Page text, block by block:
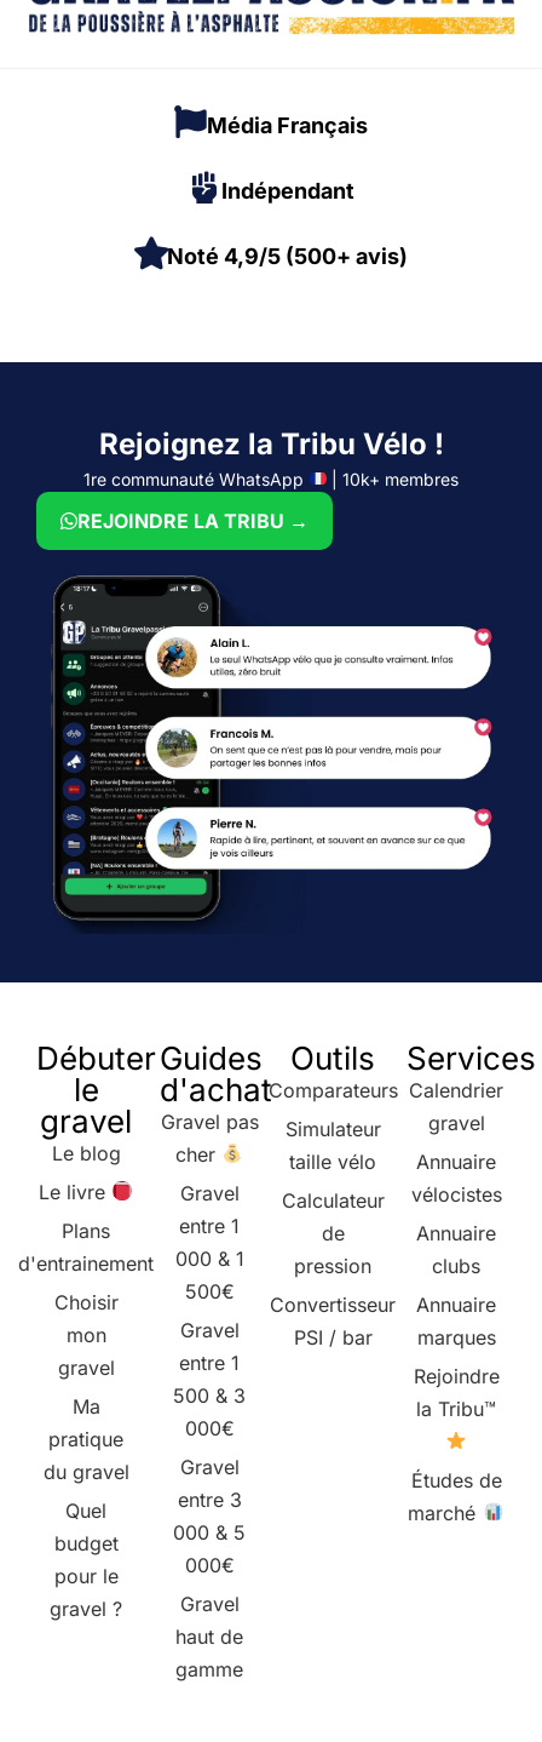
Média Français
Indépendant
Noté 4,9/5 (500+ avis)
Rejoignez la Tribu Vélo !
1re communauté WhatsApp | 10k+ membres
REJOINDRE LA TRIBU →
Débuter
le
gravel
Le blog
Le livre
Plans
d'entrainement
Choisir
mon
gravel
Ma
pratique
du gravel
Quel
budget
pour le
gravel ?
Guides
d'achat
Gravel pas
cher
Gravel
entre 1
000 & 1
500€
Gravel
entre 1
500 & 3
000€
Gravel
entre 3
000 & 5
000€
Gravel
haut de
gamme
Outils
Comparateurs
Simulateur
taille vélo
Calculateur
de
pression
Convertisseur
PSI / bar
Services
Calendrier
gravel
Annuaire
vélocistes
Annuaire
clubs
Annuaire
marques
Rejoindre
la Tribu™
Études de
marché